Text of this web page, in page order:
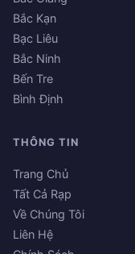
Bắc Kạn
Bạc Liêu
Bắc Ninh
Bến Tre
Bình Định
THÔNG TIN
Trang Chủ
Tất Cả Rạp
Về Chúng Tôi
Liên Hệ